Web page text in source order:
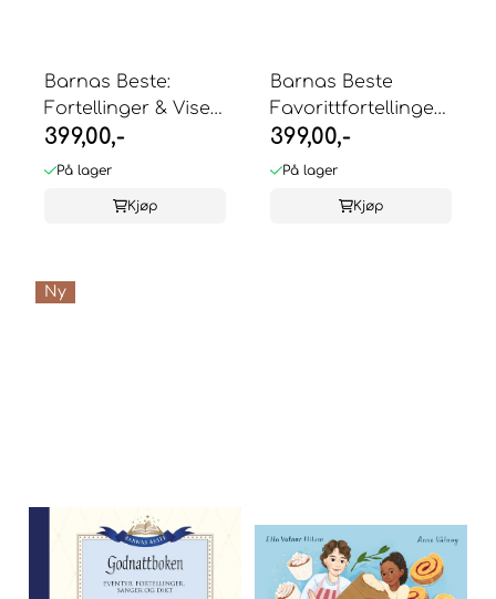
Barnas Beste:
Fortellinger & Viser
- Thorbjørn ...
399,00,-
På lager
Kjøp
Barnas Beste
Favorittfortellinger
- Astrid ...
399,00,-
På lager
Kjøp
Ny